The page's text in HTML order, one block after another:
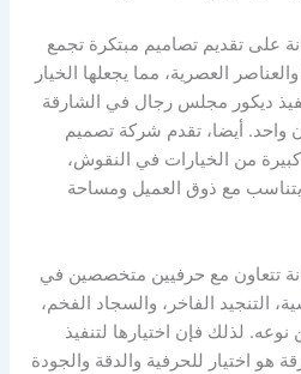
على تقديم تصاميم مبتكرة تجمع
العصرية، مما يجعلها الخيار
ديكور مجلس رجال في الشارقة
واحد. أيضا، تقدم شركة تصميم
من الخيارات في النقوش،
يتناسب مع ذوق العميل ومساحة
تتعاون مع حرفيين متخصصين في
التنجيد الفاخر، والسجاد الفخم،
لذلك فإن اختيارها لتنفيذ
اختيار للحرفية والدقة والجودة